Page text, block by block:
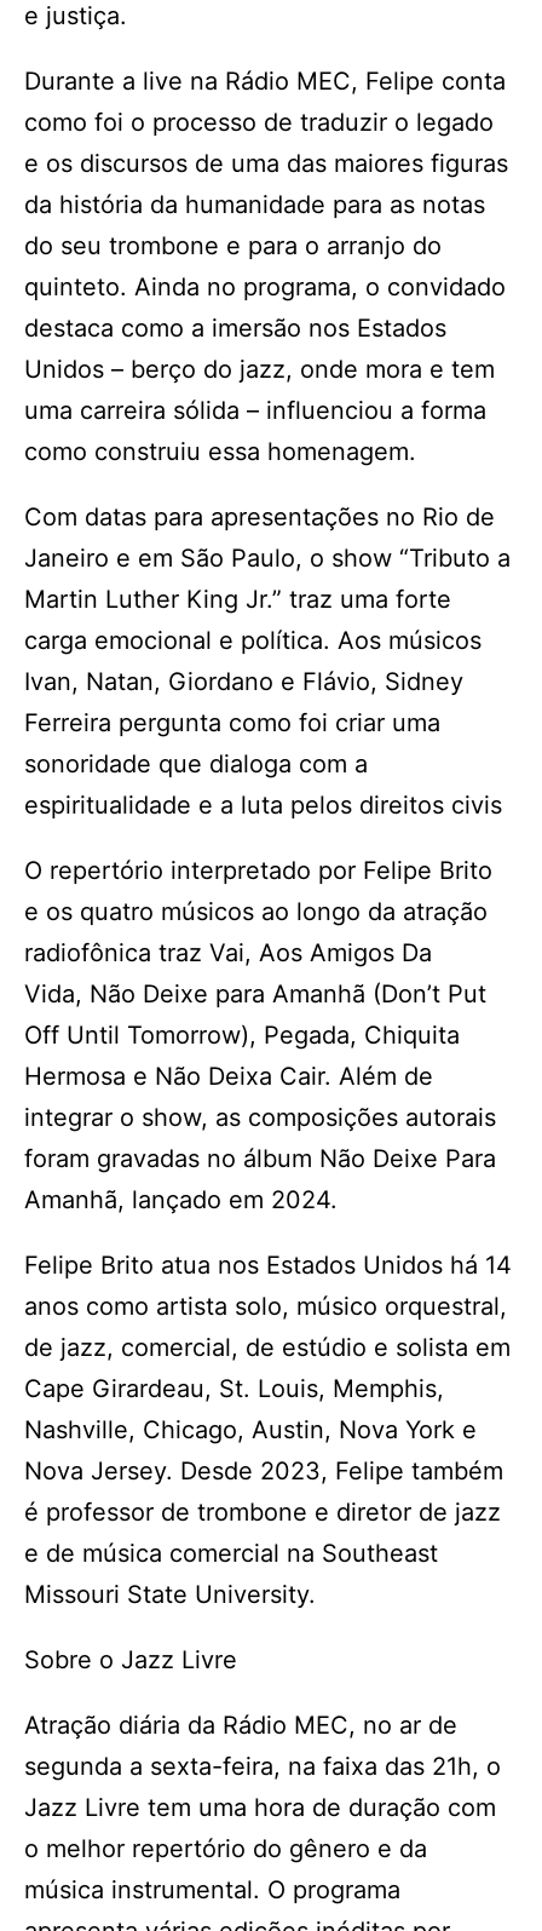
e justiça.
Durante a live na Rádio MEC, Felipe conta
como foi o processo de traduzir o legado
e os discursos de uma das maiores figuras
da história da humanidade para as notas
do seu trombone e para o arranjo do
quinteto. Ainda no programa, o convidado
destaca como a imersão nos Estados
Unidos – berço do jazz, onde mora e tem
uma carreira sólida – influenciou a forma
como construiu essa homenagem.
Com datas para apresentações no Rio de
Janeiro e em São Paulo, o show “Tributo a
Martin Luther King Jr.” traz uma forte
carga emocional e política. Aos músicos
Ivan, Natan, Giordano e Flávio, Sidney
Ferreira pergunta como foi criar uma
sonoridade que dialoga com a
espiritualidade e a luta pelos direitos civis
O repertório interpretado por Felipe Brito
e os quatro músicos ao longo da atração
radiofônica traz Vai, Aos Amigos Da
Vida, Não Deixe para Amanhã (Don’t Put
Off Until Tomorrow), Pegada, Chiquita
Hermosa e Não Deixa Cair. Além de
integrar o show, as composições autorais
foram gravadas no álbum Não Deixe Para
Amanhã, lançado em 2024.
Felipe Brito atua nos Estados Unidos há 14
anos como artista solo, músico orquestral,
de jazz, comercial, de estúdio e solista em
Cape Girardeau, St. Louis, Memphis,
Nashville, Chicago, Austin, Nova York e
Nova Jersey. Desde 2023, Felipe também
é professor de trombone e diretor de jazz
e de música comercial na Southeast
Missouri State University.
Sobre o Jazz Livre
Atração diária da Rádio MEC, no ar de
segunda a sexta-feira, na faixa das 21h, o
Jazz Livre tem uma hora de duração com
o melhor repertório do gênero e da
música instrumental. O programa